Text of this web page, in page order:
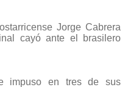
Jorge Cabrera
cayó ante el brasilero
impuso en tres de sus